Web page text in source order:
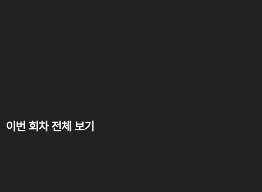
이번 회차 전체 보기